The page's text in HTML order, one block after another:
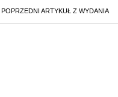
POPRZEDNI ARTYKUŁ Z WYDANIA